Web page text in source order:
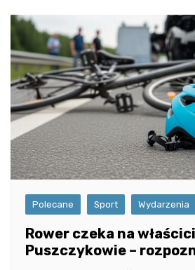
Polecane Sport Wydarzenia
Rower czeka na
Puszczykowie –